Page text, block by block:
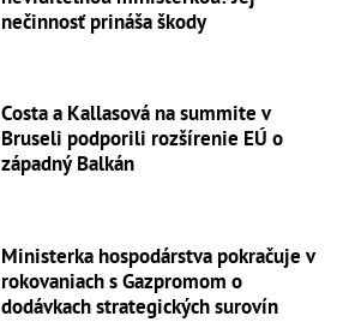
nečinnosť prináša škody
Costa a Kallasová na summite v
Bruseli podporili rozšírenie EÚ o
západný Balkán
Ministerka hospodárstva pokračuje v
rokovaniach s Gazpromom o
dodávkach strategických surovín